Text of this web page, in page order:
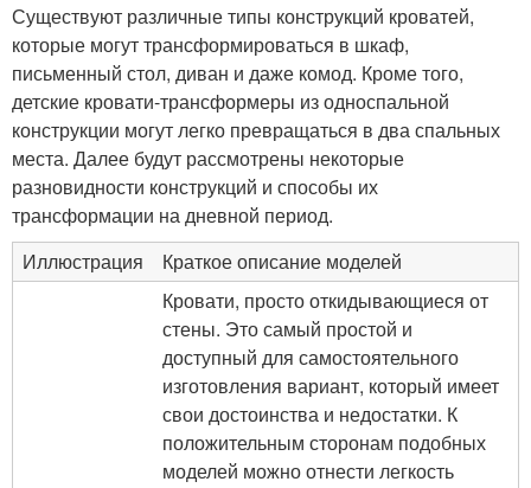
Существуют различные типы конструкций кроватей,
которые могут трансформироваться в шкаф,
письменный стол, диван и даже комод. Кроме того,
детские кровати-трансформеры из односпальной
конструкции могут легко превращаться в два спальных
места. Далее будут рассмотрены некоторые
разновидности конструкций и способы их
трансформации на дневной период.
Иллюстрация
Краткое описание моделей
Кровати, просто откидывающиеся от
стены. Это самый простой и
доступный для самостоятельного
изготовления вариант, который имеет
свои достоинства и недостатки. К
положительным сторонам подобных
моделей можно отнести легкость